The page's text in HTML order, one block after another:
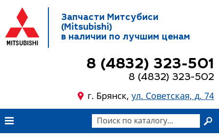
Запчасти Митсубиси
(Mitsubishi)
в наличии по лучшим ценам
8 (4832) 323-501
8 (4832) 323-502
г. Брянск, ул. Советская, д. 74